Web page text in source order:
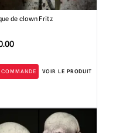
de clown Fritz
COMMANDE VOIR LE PRODUIT